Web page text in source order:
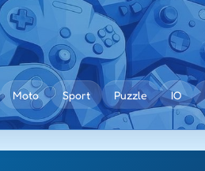
Moto Sport Puzzle IO